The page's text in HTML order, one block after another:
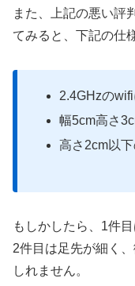
また、上記の悪い評
てみると、下記の仕
2.4GHzの
幅5cm高さ
高さ2cm以
もしかしたら、1件
2件目は足先が細く
しれません。